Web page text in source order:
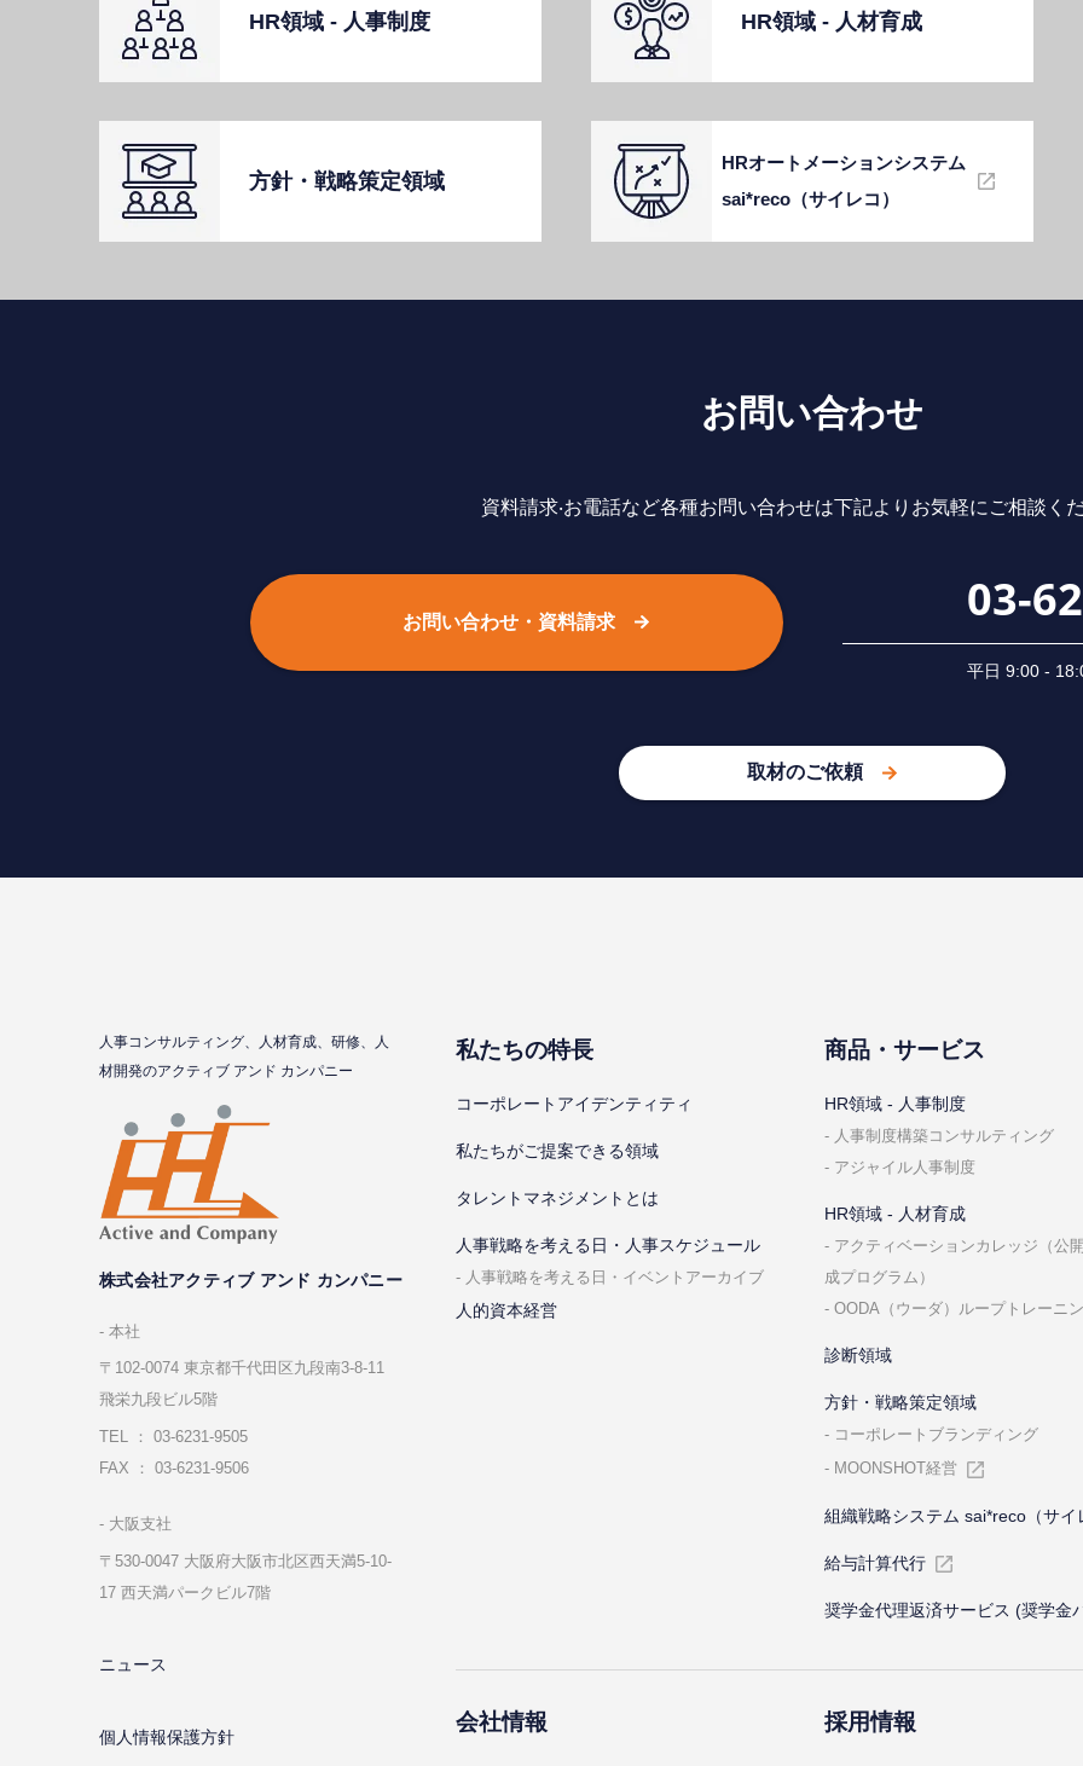
HR領域 - ⼈事制度 HR領域 - ⼈材育成
⽅針・戦略策定領域
HRオートメーションシステム
sai*reco（サイレコ）
お問い合わせ
資料請求‧お電話など各種お問い合わせは下記よりお気軽にご相談く
お問い合わせ・資料請求 03-
平⽇ 9:00 -
取材のご依頼
⼈事コンサルティング、⼈材育成、研修、⼈
材開発のアクティブ アンド カンパニー
株式会社アクティブ アンド カンパニー
本社
〒102-0074 東京都千代⽥区九段南3-8-11
飛栄九段ビル5階
TEL ： 03-6231-9505
FAX ： 03-6231-9506
⼤阪⽀社
〒530-0047 ⼤阪府⼤阪市北区⻄天満5-10-
17 ⻄天満パークビル7階
ニュース
個⼈情報保護⽅針
私たちの特⻑
コーポレートアイデンティティ
私たちがご提案できる領域
タレントマネジメントとは
⼈事戦略を考える⽇・⼈事スケジュール
⼈事戦略を考える⽇・イベントアーカイブ
人的資本経営
商品・サービス
HR領域 - ⼈事制度
⼈事制度構築コンサルティング
アジャイル⼈事制度
HR領域 - ⼈材育成
アクティベーションカレッジ（公
成プログラム）
OODA（ウーダ）ループトレーニ
診断領域
⽅針・戦略策定領域
コーポレートブランディング
MOONSHOT経営
組織戦略システム sai*reco（サイ
給与計算代⾏
奨学金代理返済サービス (奨学金
会社情報 採⽤情報